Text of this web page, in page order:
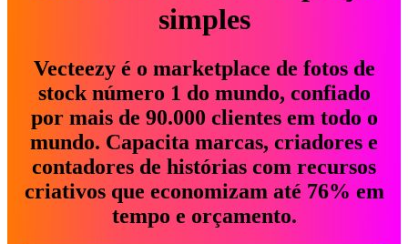
simples
Vecteezy é o marketplace de fotos de
stock número 1 do mundo, confiado
por mais de 90.000 clientes em todo o
mundo. Capacita marcas, criadores e
contadores de histórias com recursos
criativos que economizam até 76% em
tempo e orçamento.